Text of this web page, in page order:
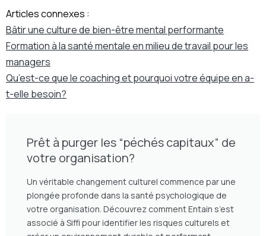
Articles connexes :
Bâtir une culture de bien-être mental performante
Formation à la santé mentale en milieu de travail pour les
managers
Qu’est-ce que le coaching et pourquoi votre équipe en a-
t-elle besoin?
Prêt à purger les “péchés capitaux” de
votre organisation?
Un véritable changement culturel commence par une
plongée profonde dans la santé psychologique de
votre organisation. Découvrez comment Entain s’est
associé à Siffi pour identifier les risques culturels et